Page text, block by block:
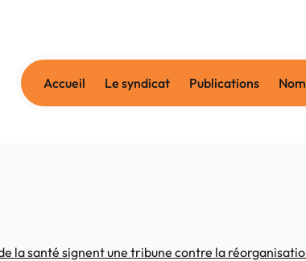
Accueil Le syndicat Publications
la santé signent une tribune contre la